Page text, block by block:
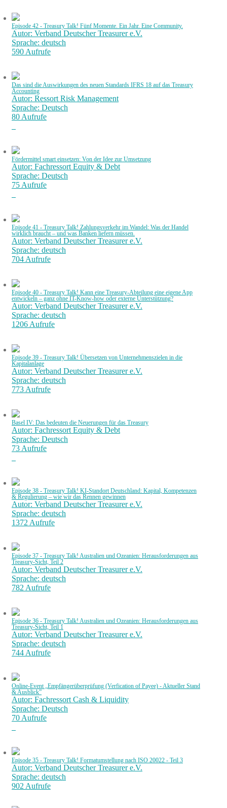
Episode 42 - Treasury Talk! Fünf Momente. Ein Jahr. Eine Community.
Autor: Verband Deutscher Treasurer e.V.
Sprache: deutsch
590 Aufrufe
Das sind die Auswirkungen des neuen Standards IFRS 18 auf das Treasury
Accounting
Autor: Ressort Risk Management
Sprache: Deutsch
80 Aufrufe
Fördermittel smart einsetzen: Von der Idee zur Umsetzung
Autor: Fachressort Equity & Debt
Sprache: Deutsch
75 Aufrufe
Episode 41 - Treasury Talk! Zahlungsverkehr im Wandel: Was der Handel
wirklich braucht – und was Banken liefern müssen.
Autor: Verband Deutscher Treasurer e.V.
Sprache: deutsch
704 Aufrufe
Episode 40 - Treasury Talk! Kann eine Treasury-Abteilung eine eigene App
entwickeln – ganz ohne IT-Know-how oder externe Unterstützung?
Autor: Verband Deutscher Treasurer e.V.
Sprache: deutsch
1206 Aufrufe
Episode 39 - Treasury Talk! Übersetzen von Unternehmenszielen in die
Kapitalanlage
Autor: Verband Deutscher Treasurer e.V.
Sprache: deutsch
773 Aufrufe
Basel IV: Das bedeuten die Neuerungen für das Treasury
Autor: Fachressort Equity & Debt
Sprache: Deutsch
73 Aufrufe
Episode 38 - Treasury Talk! KI-Standort Deutschland: Kapital, Kompetenzen
& Regulierung – wie wir das Rennen gewinnen
Autor: Verband Deutscher Treasurer e.V.
Sprache: deutsch
1372 Aufrufe
Episode 37 - Treasury Talk! Australien und Ozeanien: Herausforderungen aus
Treasury-Sicht, Teil 2
Autor: Verband Deutscher Treasurer e.V.
Sprache: deutsch
782 Aufrufe
Episode 36 - Treasury Talk! Australien und Ozeanien: Herausforderungen aus
Treasury-Sicht, Teil 1
Autor: Verband Deutscher Treasurer e.V.
Sprache: deutsch
744 Aufrufe
Online-Event „Empfängerüberprüfung (Verfication of Payee) - Aktueller Stand
& Ausblick”
Autor: Fachressort Cash & Liquidity
Sprache: Deutsch
70 Aufrufe
Episode 35 - Treasury Talk! Formatumstellung nach ISO 20022 - Teil 3
Autor: Verband Deutscher Treasurer e.V.
Sprache: deutsch
902 Aufrufe